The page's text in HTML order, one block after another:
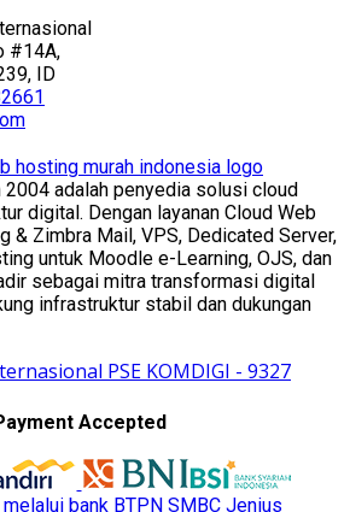
#14A,
ID
adalah penyedia solusi cloud
digital. Dengan layanan Cloud Web
& Zimbra Mail, VPS, Dedicated Server,
untuk Moodle e-Learning, OJS, dan
sebagai mitra transformasi digital
infrastruktur stabil dan dukungan
Accepted